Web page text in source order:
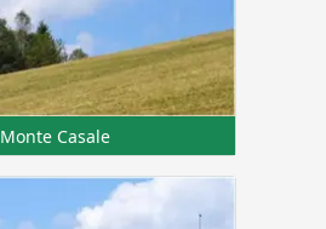
Monte Casale